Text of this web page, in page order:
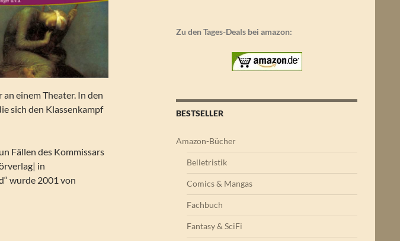
einem Theater. In den
sich den Klassenkampf
Fällen des Kommissars
in
wurde 2001 von
Zu den Tages-Deals bei amazon:
BESTSELLER
Amazon-Bücher
Belletristik
Comics & Mangas
Fachbuch
Fantasy & SciFi